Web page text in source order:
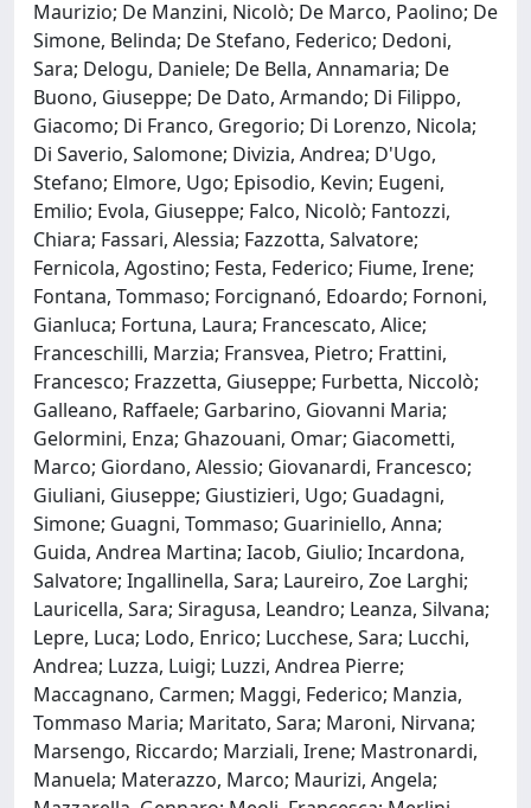
Maurizio; De Manzini, Nicolò; De Marco, Paolino; De
Simone, Belinda; De Stefano, Federico; Dedoni,
Sara; Delogu, Daniele; De Bella, Annamaria; De
Buono, Giuseppe; De Dato, Armando; Di Filippo,
Giacomo; Di Franco, Gregorio; Di Lorenzo, Nicola;
Di Saverio, Salomone; Divizia, Andrea; D'Ugo,
Stefano; Elmore, Ugo; Episodio, Kevin; Eugeni,
Emilio; Evola, Giuseppe; Falco, Nicolò; Fantozzi,
Chiara; Fassari, Alessia; Fazzotta, Salvatore;
Fernicola, Agostino; Festa, Federico; Fiume, Irene;
Fontana, Tommaso; Forcignanó, Edoardo; Fornoni,
Gianluca; Fortuna, Laura; Francescato, Alice;
Franceschilli, Marzia; Fransvea, Pietro; Frattini,
Francesco; Frazzetta, Giuseppe; Furbetta, Niccolò;
Galleano, Raffaele; Garbarino, Giovanni Maria;
Gelormini, Enza; Ghazouani, Omar; Giacometti,
Marco; Giordano, Alessio; Giovanardi, Francesco;
Giuliani, Giuseppe; Giustizieri, Ugo; Guadagni,
Simone; Guagni, Tommaso; Guariniello, Anna;
Guida, Andrea Martina; Iacob, Giulio; Incardona,
Salvatore; Ingallinella, Sara; Laureiro, Zoe Larghi;
Lauricella, Sara; Siragusa, Leandro; Leanza, Silvana;
Lepre, Luca; Lodo, Enrico; Lucchese, Sara; Lucchi,
Andrea; Luzza, Luigi; Luzzi, Andrea Pierre;
Maccagnano, Carmen; Maggi, Federico; Manzia,
Tommaso Maria; Maritato, Sara; Maroni, Nirvana;
Marsengo, Riccardo; Marziali, Irene; Mastronardi,
Manuela; Materazzo, Marco; Maurizi, Angela;